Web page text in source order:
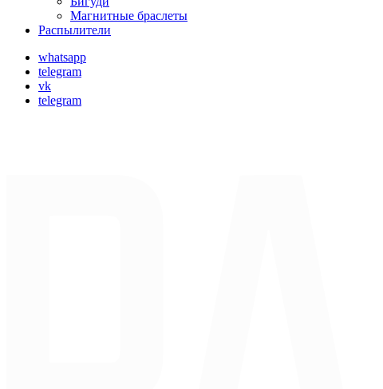
Магнитные браслеты
Распылители
whatsapp
telegram
vk
telegram